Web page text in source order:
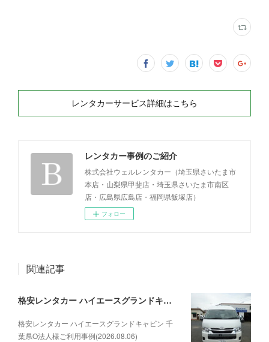
レンタカーサービス詳細はこちら
レンタカー事例のご紹介
株式会社ウェルレンタカー（埼玉県さいたま市
本店・山梨県甲斐店・埼玉県さいたま市南区
店・広島県広島店・福岡県飯塚店）
フォロー
関連記事
格安レンタカー ハイエースグランドキャビン 千葉県O法人様ご利用事例(2026.08.06)
格安レンタカー ハイエースグランドキャビン 千
葉県O法人様ご利用事例(2026.08.06)